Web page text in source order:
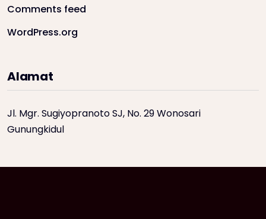
Comments feed
WordPress.org
Alamat
Jl. Mgr. Sugiyopranoto SJ, No. 29 Wonosari
Gunungkidul